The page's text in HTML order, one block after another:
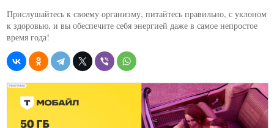
Прислушайтесь к своему организму, питайтесь правильно, с уклоном
к здоровью, и вы обеспечите себя энергией даже в самое непростое
время года!